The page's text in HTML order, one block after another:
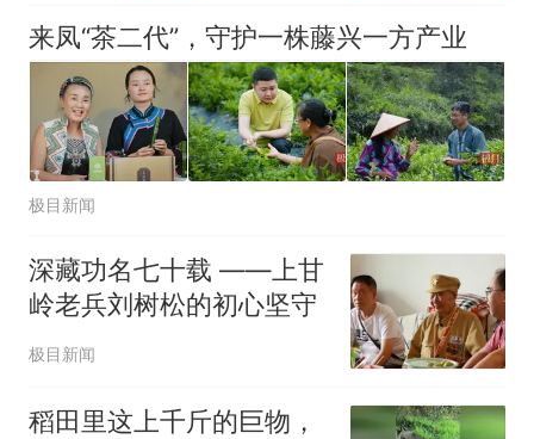
来凤“茶二代”，守护一株藤兴一方产业
极目新闻
深藏功名七十载 ——上甘
岭老兵刘树松的初心坚守
极目新闻
稻田里这上千斤的巨物，